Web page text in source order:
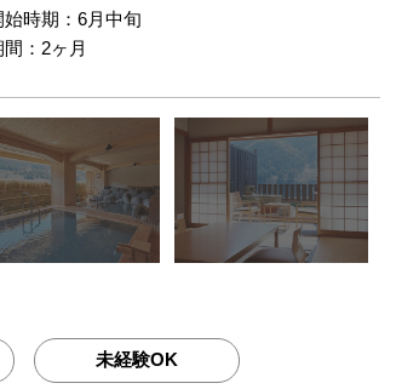
始時期：6月中旬
間：2ヶ月
未経験OK